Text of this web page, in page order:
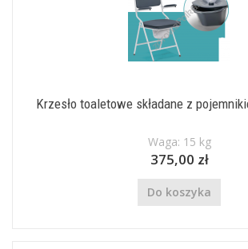
Krzesło toaletowe składane z
Waga: 15 kg
375,00 zł
Do koszyka